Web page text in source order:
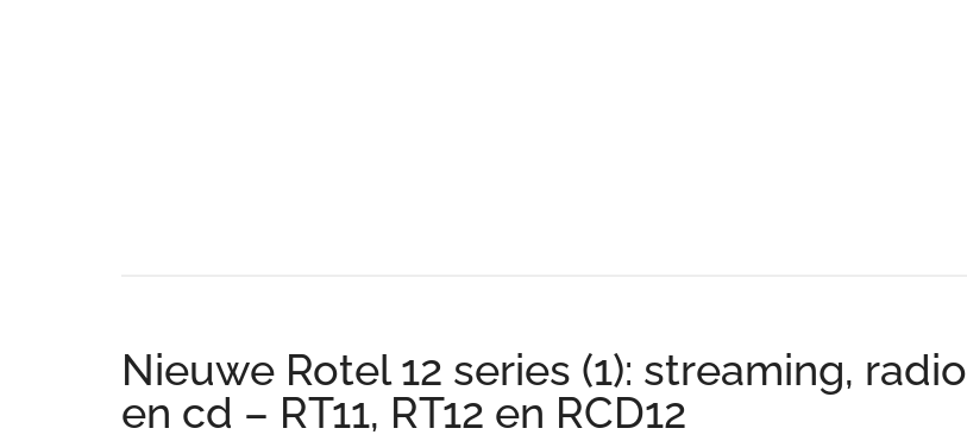
Nieuwe Rotel 12 series (1): streaming, radio
en cd – RT11, RT12 en RCD12